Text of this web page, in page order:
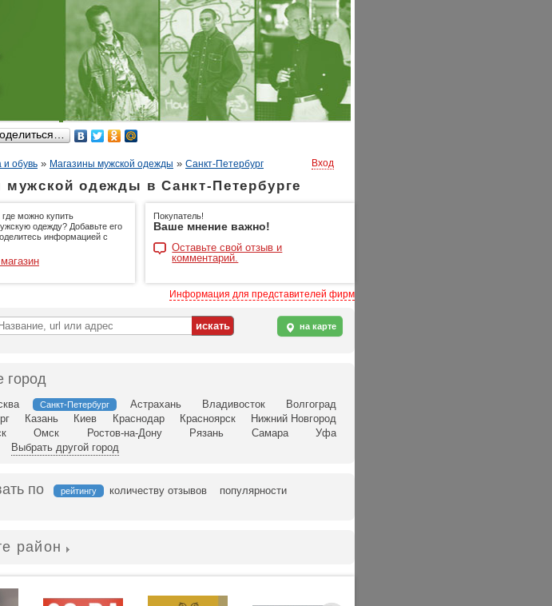
и обувь » Магазины мужской одежды » Санкт-Петербург Вход
мужской одежды в Санкт-Петербурге
можно купить
одежду? Добавьте его
информацией с
Покупатель!
Ваше мнение важно!
Оставьте свой отзыв и
комментарий.
Информация для представителей фирм
на карте
город
Санкт-Петербург Астрахань Владивосток
Волгоград
Казань Киев Краснодар Красноярск
Нижний Новгород
Омск Ростов-на-Дону Рязань Самара
Уфа
Выбрать другой город
по рейтингу количеству отзывов
популярности
район